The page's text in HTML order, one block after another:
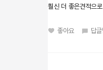
훨신 더 좋은견적으
좋아요 답글